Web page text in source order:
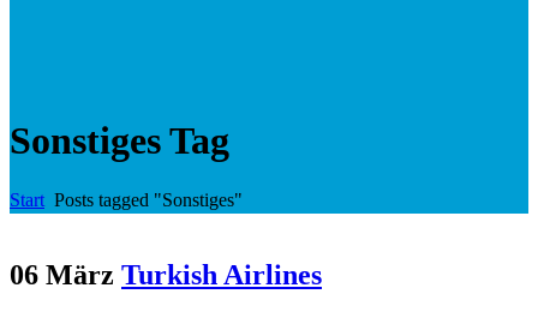
Sonstiges Tag
Start Posts tagged "Sonstiges"
06 März Turkish Airlines